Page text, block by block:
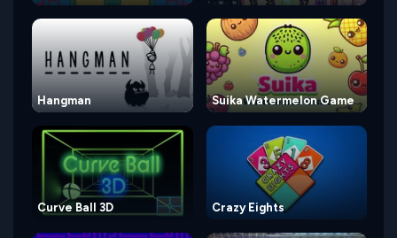
Hangman Suika Watermelon Game
Curve Ball 3D Crazy Eights